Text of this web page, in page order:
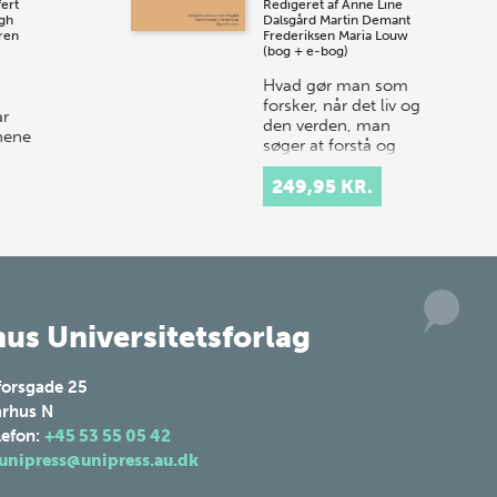
Redigeret afAnne Line
Dalsgård Martin Demant
Frederiksen Maria Louw
(bog + e-bog)
Hvad gør man som
forsker, når det liv og
den verden, man
søger at forstå og
beskrive, er så meget
mere – og nogle
gange mindre – end
249,95 KR.
Universitetsforlag
25
N
+45 53 55 05 42
unipress@unipress.au.dk